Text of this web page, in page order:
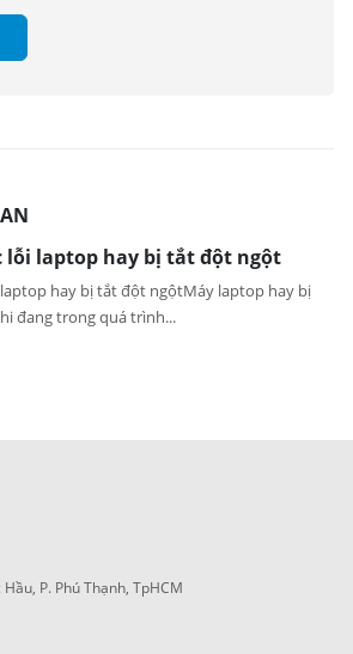
lỗi laptop hay bị tắt đột ngột
hay bị tắt đột ngộtMáy laptop hay bị
đang trong quá trình...
P. Phú Thạnh, TpHCM